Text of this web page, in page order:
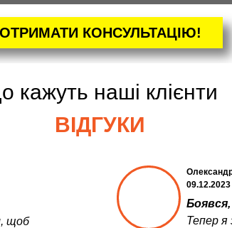
ОТРИМАТИ КОНСУЛЬТАЦІЮ!
кажуть наші клієнти
ВІДГУКИ
Тепер
09.12.2023
щоб